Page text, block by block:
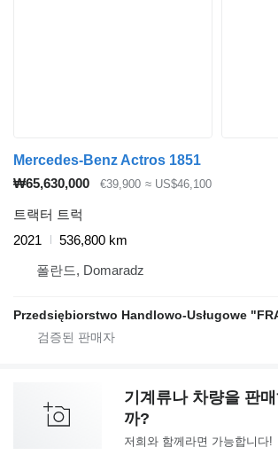
Mercedes-Benz Actros 1851
₩65,630,000
€39,900 ≈ US$46,100
트랙터 트럭
2021
536,800 km
폴란드, Domaradz
Przedsiębiorstwo Handlowo-Usługowe
기계류나 차량을 판
까?
저희와 함께라면 가능합니다!